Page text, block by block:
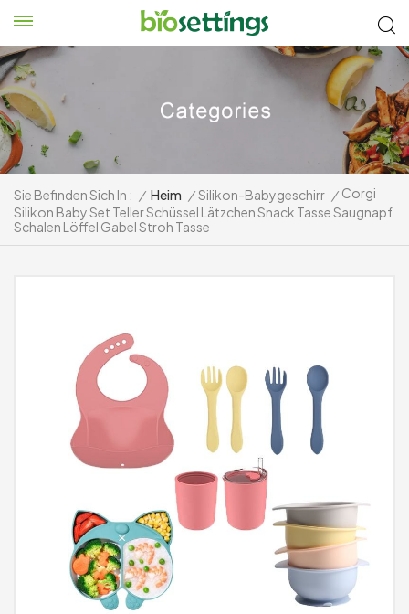
Sie Befinden Sich In : / Heim / Silikon-Babygeschirr / Corgi
Silikon Baby Set Teller Schüssel Lätzchen Snack Tasse Saugnapf
Schalen Löffel Gabel Stroh Tasse